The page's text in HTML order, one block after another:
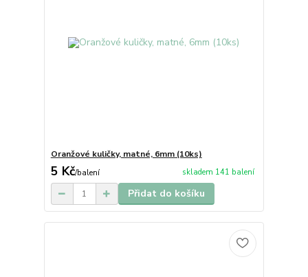
Oranžové kuličky, matné, 6mm (10ks)
5 Kč/balení skladem 141 balení
Přidat do košíku